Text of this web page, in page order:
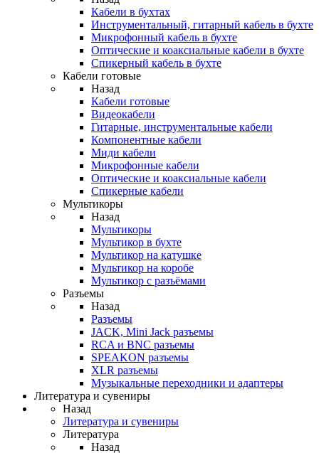
Кабели в бухтах
Инструментальный, гитарный кабель в бухте
Микрофонный кабель в бухте
Оптические и коаксиальные кабели в бухте
Спикерный кабель в бухте
Кабели готовые
Назад
Кабели готовые
Видеокабели
Гитарные, инструментальные кабели
Компонентные кабели
Миди кабели
Микрофонные кабели
Оптические и коаксиальные кабели
Спикерные кабели
Мультикоры
Назад
Мультикоры
Мультикор в бухте
Мультикор на катушке
Мультикор на коробе
Мультикор с разъёмами
Разъемы
Назад
Разъемы
JACK, Mini Jack разъемы
RCA и BNC разъемы
SPEAKON разъемы
XLR разъемы
Музыкальные переходники и адаптеры
Литература и сувениры
Назад
Литература и сувениры
Литература
Назад